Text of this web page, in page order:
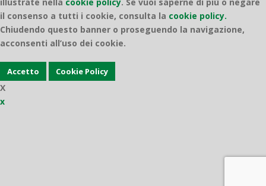
il consenso a tutti i cookie, consulta la cookie policy.
Chiudendo questo banner o proseguendo la navigazione,
acconsenti all’uso dei cookie.
Accetto Cookie Policy
X
x